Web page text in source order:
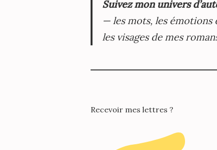
Suivez mon univers
— les mots, les émotions
les visages de mes
Recevoir mes lettres ?